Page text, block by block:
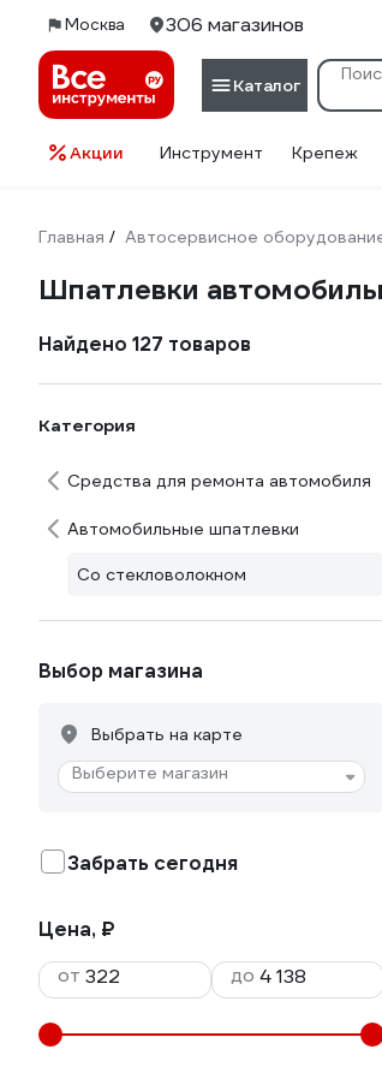
Москва 306 магазинов
Каталог
Акции Инструмент Крепеж
Главная / Автосервисное
Шпатлевки
Найдено 127 товаров
Категория
Средства для ремонта автомобиля
Автомобильные шпатлевки
Со стекловолокном
Выбор магазина
Выбрать на карте
Выберите магазин
Забрать сегодня
Цена, ₽
от
до